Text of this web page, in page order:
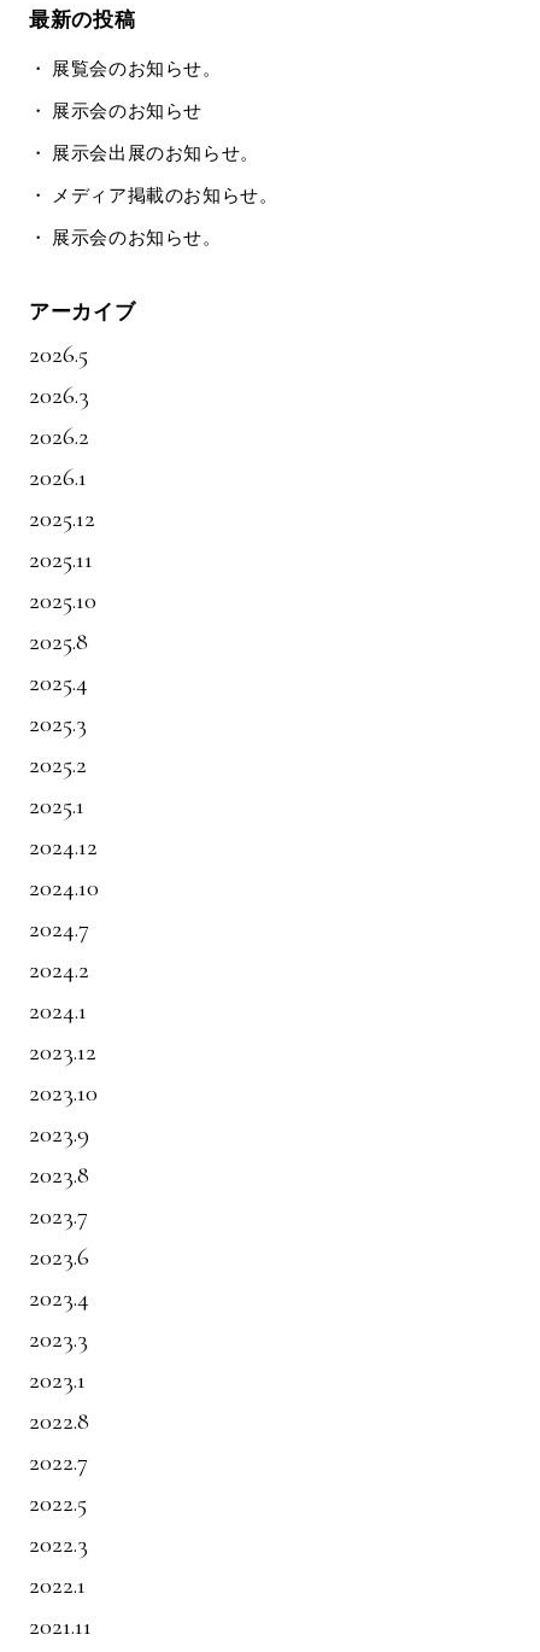
最新の投稿
展覧会のお知らせ。
展示会のお知らせ
展示会出展のお知らせ。
メディア掲載のお知らせ。
展示会のお知らせ。
アーカイブ
2026.5
2026.3
2026.2
2026.1
2025.12
2025.11
2025.10
2025.8
2025.4
2025.3
2025.2
2025.1
2024.12
2024.10
2024.7
2024.2
2024.1
2023.12
2023.10
2023.9
2023.8
2023.7
2023.6
2023.4
2023.3
2023.1
2022.8
2022.7
2022.5
2022.3
2022.1
2021.11